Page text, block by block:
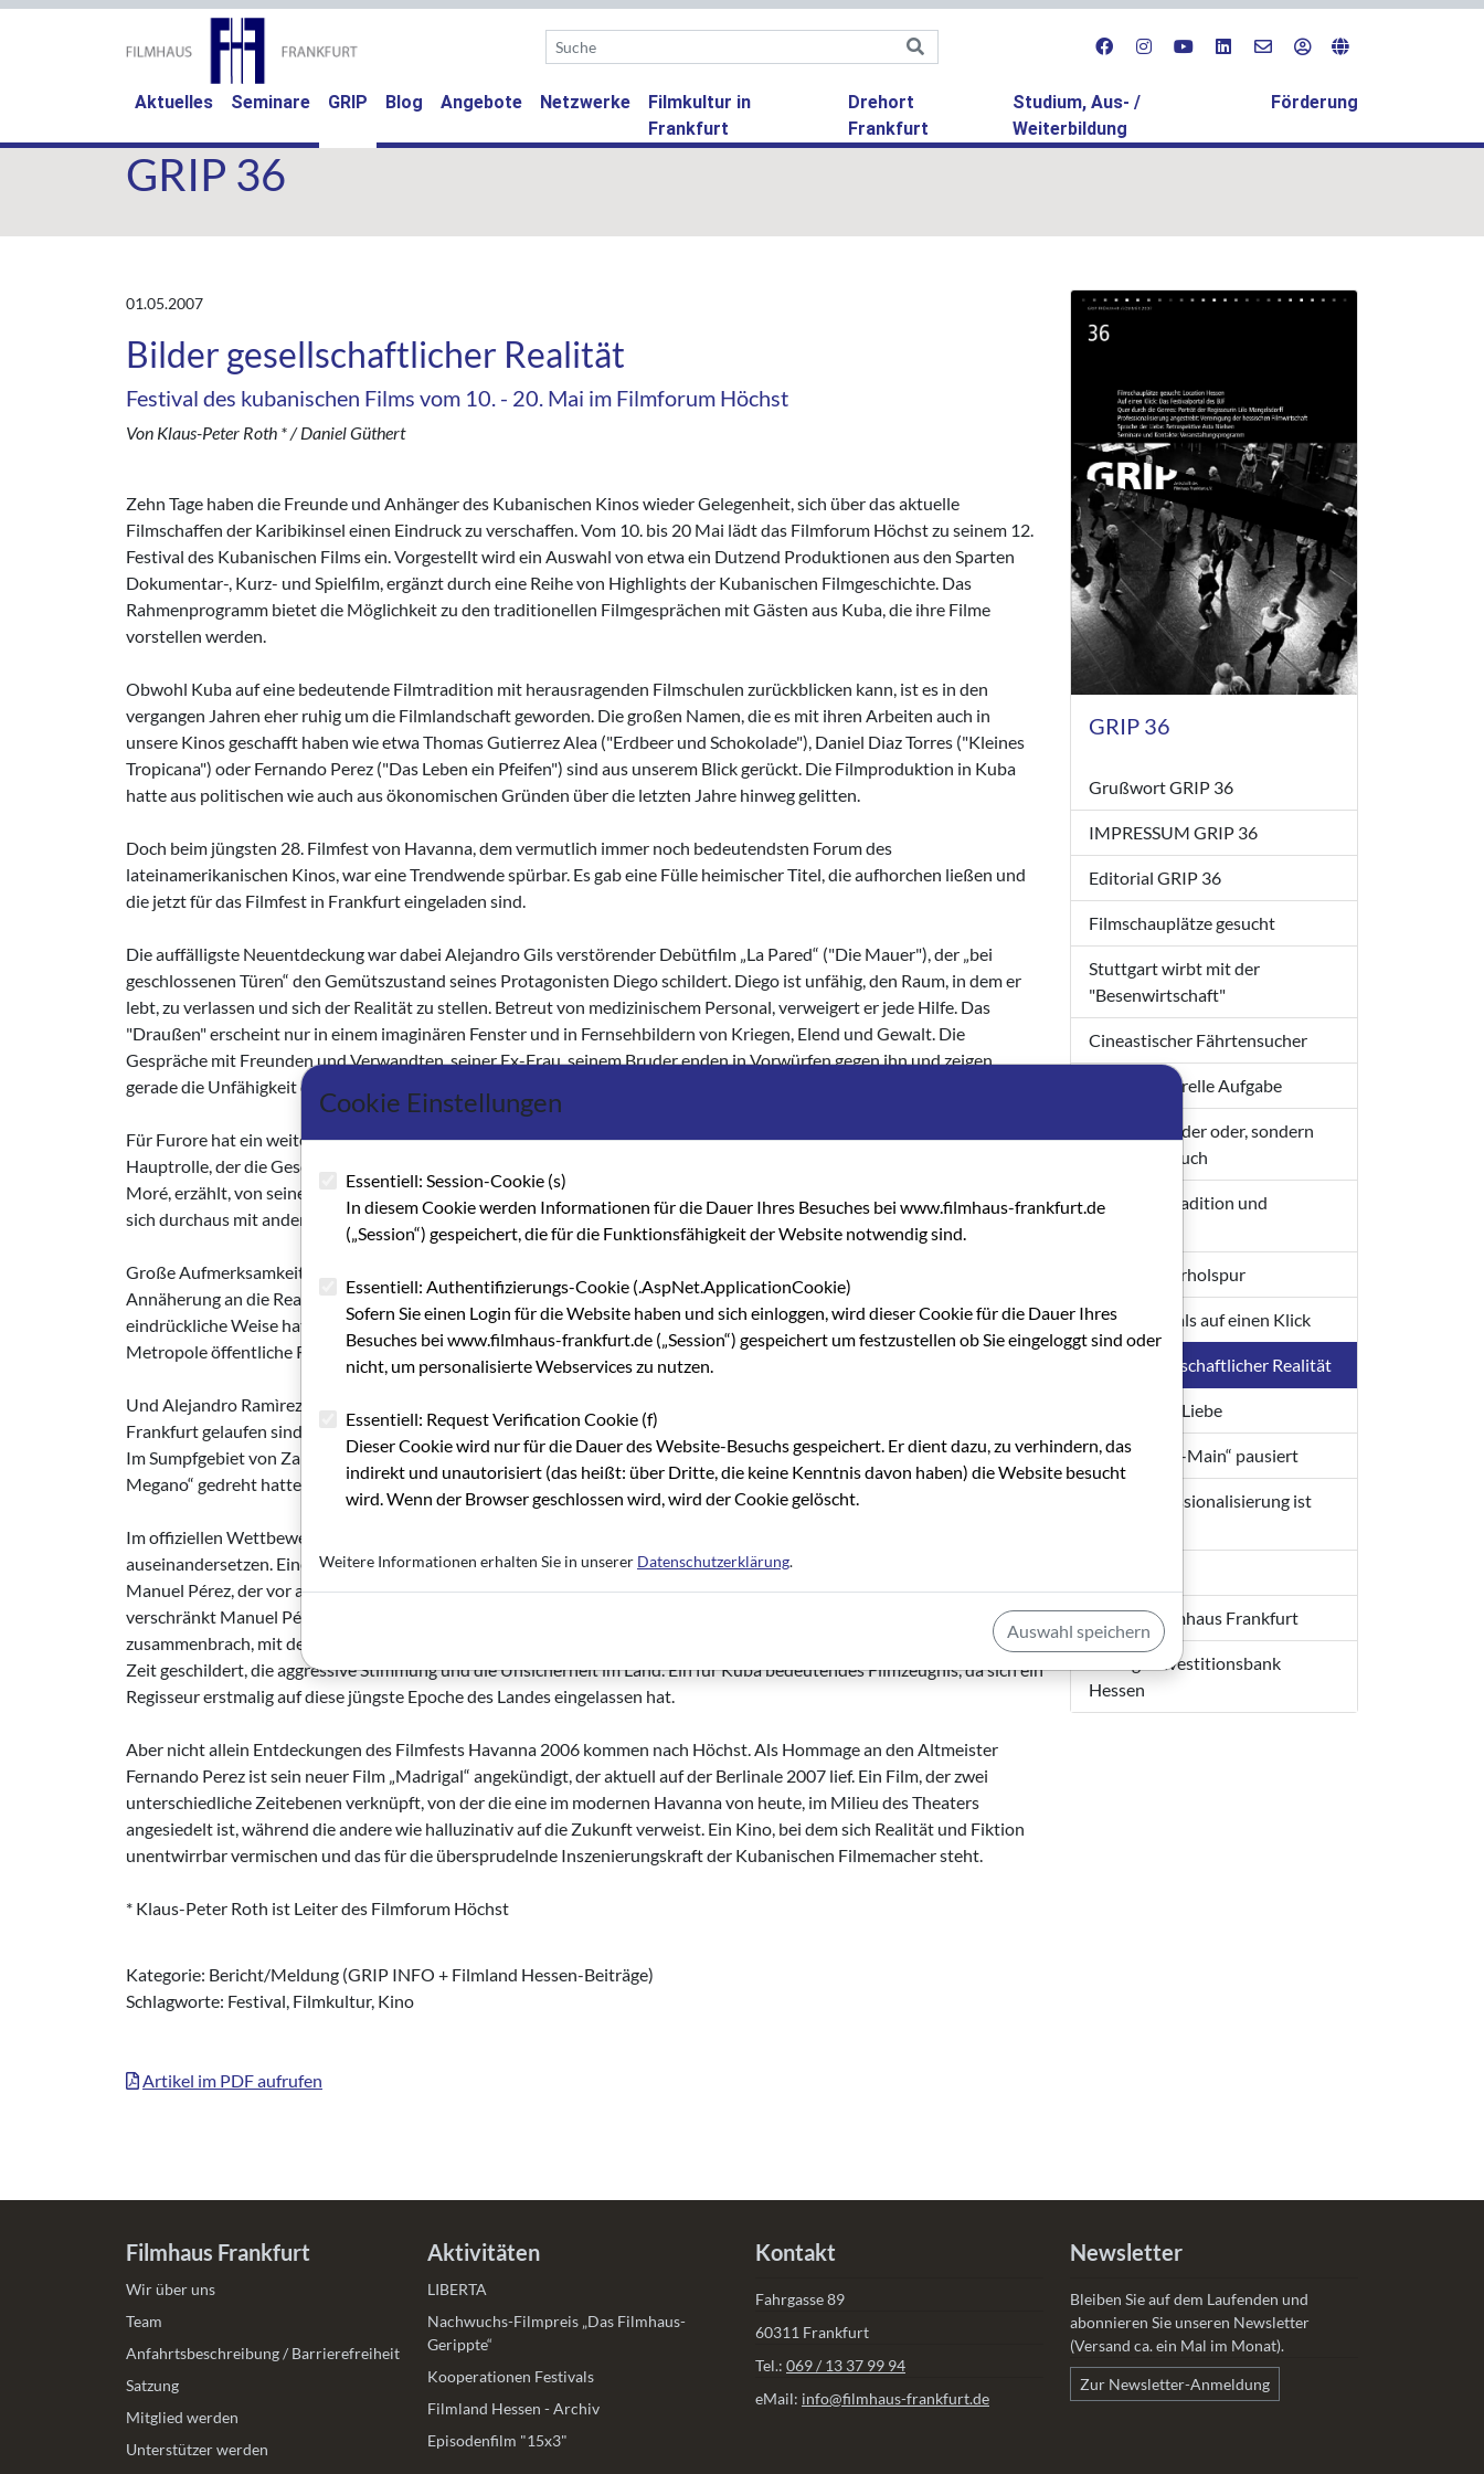
Aktuelles Seminare GRIP (current)
Blog Angebote Netzwerke
Filmkultur in
Frankfurt
Drehort
Frankfurt
Studium, Aus- /
Weiterbildung
Förderung
GRIP 36
01.05.2007
Bilder gesellschaftlicher Realität
Festival des kubanischen Films vom 10. - 20. Mai im Filmforum Höchst
Von Klaus-Peter Roth * / Daniel Güthert
Zehn Tage haben die Freunde und Anhänger des Kubanischen Kinos wieder Gelegenheit, sich über das aktuelle
Filmschaffen der Karibikinsel einen Eindruck zu verschaffen. Vom 10. bis 20 Mai lädt das Filmforum Höchst zu seinem 12.
Festival des Kubanischen Films ein. Vorgestellt wird ein Auswahl von etwa ein Dutzend Produktionen aus den Sparten
Dokumentar-, Kurz- und Spielfilm, ergänzt durch eine Reihe von Highlights der Kubanischen Filmgeschichte. Das
Rahmenprogramm bietet die Möglichkeit zu den traditionellen Filmgesprächen mit Gästen aus Kuba, die ihre Filme
vorstellen werden.
Obwohl Kuba auf eine bedeutende Filmtradition mit herausragenden Filmschulen zurückblicken kann, ist es in den
vergangen Jahren eher ruhig um die Filmlandschaft geworden. Die großen Namen, die es mit ihren Arbeiten auch in
unsere Kinos geschafft haben wie etwa Thomas Gutierrez Alea ("Erdbeer und Schokolade"), Daniel Diaz Torres ("Kleines
Tropicana") oder Fernando Perez ("Das Leben ein Pfeifen") sind aus unserem Blick gerückt. Die Filmproduktion in Kuba
hatte aus politischen wie auch aus ökonomischen Gründen über die letzten Jahre hinweg gelitten.
Doch beim jüngsten 28. Filmfest von Havanna, dem vermutlich immer noch bedeutendsten Forum des
lateinamerikanischen Kinos, war eine Trendwende spürbar. Es gab eine Fülle heimischer Titel, die aufhorchen ließen und
die jetzt für das Filmfest in Frankfurt eingeladen sind.
Die auffälligste Neuentdeckung war dabei Alejandro Gils verstörender Debütfilm „La Pared“ ("Die Mauer"), der „bei
geschlossenen Türen“ den Gemütszustand seines Protagonisten Diego schildert. Diego ist unfähig, den Raum, in dem er
lebt, zu verlassen und sich der Realität zu stellen. Betreut von medizinischem Personal, verweigert er jede Hilfe. Das
"Draußen" erscheint nur in einem imaginären Fenster und in Fernsehbildern von Kriegen, Elend und Gewalt. Die
Gespräche mit Freunden und Verwandten, seiner Ex-Frau, seinem Bruder enden in Vorwürfen gegen ihn und zeigen
gerade die Unfähigkeit der Anderen zur Kommunikation.
Für Furore hat ein weiterer Debütfilm in Havanna gesorgt: „El Benny“ von Jorge Luis Sanchez mit Renny Arozarena in der
Hauptrolle, der die Geschichte des wohl berühmtesten und wichtigsten Sängers populärer kubanischer Musik, Benny
Moré, erzählt, von seinem Aufstieg und seinem alkoholbedingten Verfall bis zu seinem Tod im Jahre 1963. Ein Film, der
sich durchaus mit anderen Musikerbiographien wie etwa „Ray“ von Taylor Hackford messen kann.
Große Aufmerksamkeit weckten auch zwei eigenwillige Dokumentarfilme. In „Existen“ von Esteban Insausti findet die
Annäherung an die Realität über experimentelle, durch Assoziationsmontage zusammengefügte Bilder statt. Auf
eindrückliche Weise hat Insausti Aufnahmen der sogenannten "Verrückten", die in den Straßen der kubanischen
Metropole öffentliche Reden halten, zu anderen medial vermittelten Bildern der Welt gegengeschnitten.
Und Alejandro Ramìrez, dessen Arbeiten „Demoler“ und „Rostros De Tres Siglos“ bereits auf früheren Kubafestivals in
Frankfurt gelaufen sind, knüpft mit seinem Film „Monteros“ an die große Tradition des kubanischen Dokumentarfilms an.
Im Sumpfgebiet von Zapata, am selben Ort, an dem Tomas Gutierrez Alea vor über 40 Jahren seinen legendären Film „El
Megano“ gedreht hatte, beobachtet Ramirez das Leben der Einwohner in einer geradezu paradiesischen Natur.
Im offiziellen Wettbewerbsprogramm war Kuba mit zwei Spielfilmen vertreten, die sich mit der Geschichte des Landes
auseinandersetzen. Einer davon ist „Paginas Del Diario De Mauricio“ ("Seiten aus dem Tagebuch von Mauricio") von
Manuel Pérez, der vor allem durch „El Hombre De Maisinicú“ vor 20 Jahren bekannt geworden ist. In seinem neuen Werk
verschränkt Manuel Pérez die Krise Kubas während der 90er Jahre, als der sowjetischen Sozialismus in sich
zusammenbrach, mit der Krise des Protagonisten Mauricio. Schonungslos wird die angespannte Situation während dieser
Zeit geschildert, die aggressive Stimmung und die Unsicherheit im Land. Ein für Kuba bedeutendes Filmzeugnis, da sich ein
Regisseur erstmalig auf diese jüngste Epoche des Landes eingelassen hat.
Aber nicht allein Entdeckungen des Filmfests Havanna 2006 kommen nach Höchst. Als Hommage an den Altmeister
Fernando Perez ist sein neuer Film „Madrigal“ angekündigt, der aktuell auf der Berlinale 2007 lief. Ein Film, der zwei
unterschiedliche Zeitebenen verknüpft, von der die eine im modernen Havanna von heute, im Milieu des Theaters
angesiedelt ist, während die andere wie halluzinativ auf die Zukunft verweist. Ein Kino, bei dem sich Realität und Fiktion
unentwirrbar vermischen und das für die übersprudelnde Inszenierungskraft der Kubanischen Filmemacher steht.
* Klaus-Peter Roth ist Leiter des Filmforum Höchst
Kategorie: Bericht/Meldung (GRIP INFO + Filmland Hessen-Beiträge)
Schlagworte: Festival, Filmkultur, Kino
Artikel im PDF aufrufen
GRIP 36
Grußwort GRIP 36
IMPRESSUM GRIP 36
Editorial GRIP 36
Filmschauplätze gesucht
Stuttgart wirbt mit der
"Besenwirtschaft"
Cineastischer Fährtensucher
Eine strukturelle Aufgabe
Nicht entweder oder, sondern
sowohl als auch
Zwischen Tradition und
Auf der Überholspur
Viele Festivals auf einen Klick
Bilder gesellschaftlicher Realität
Sprache der Liebe
„Soko Rhein-Main“ pausiert
Mehr Professionalisierung ist
Anzeige Filmhaus Frankfurt
Anzeige Investitionsbank
Hessen
Filmhaus Frankfurt
Wir über uns
Team
Anfahrtsbeschreibung / Barrierefreiheit
Satzung
Mitglied werden
Unterstützer werden
Aktivitäten
LIBERTA
Nachwuchs-Filmpreis „Das Filmhaus-
Gerippte“
Kooperationen Festivals
Filmland Hessen - Archiv
Episodenfilm "15x3"
Kontakt
Fahrgasse 89
60311 Frankfurt
Tel.: 069 / 13 37 99 94
eMail: info@filmhaus-frankfurt.de
Newsletter
Bleiben Sie auf dem Laufenden und
abonnieren Sie unseren Newsletter
(Versand ca. ein Mal im Monat).
Zur Newsletter-Anmeldung
Cookie Einstellungen
Essentiell: Session-Cookie (s)
In diesem Cookie werden Informationen für die Dauer Ihres Besuches bei www.filmhaus-frankfurt.de
(„Session“) gespeichert, die für die Funktionsfähigkeit der Website notwendig sind.
Essentiell: Authentifizierungs-Cookie (.AspNet.ApplicationCookie)
Sofern Sie einen Login für die Website haben und sich einloggen, wird dieser Cookie für die Dauer Ihres
Besuches bei www.filmhaus-frankfurt.de („Session“) gespeichert um festzustellen ob Sie eingeloggt sind oder
nicht, um personalisierte Webservices zu nutzen.
Essentiell: Request Verification Cookie (f)
Dieser Cookie wird nur für die Dauer des Website-Besuchs gespeichert. Er dient dazu, zu verhindern, das
indirekt und unautorisiert (das heißt: über Dritte, die keine Kenntnis davon haben) die Website besucht
wird. Wenn der Browser geschlossen wird, wird der Cookie gelöscht.
Weitere Informationen erhalten Sie in unserer Datenschutzerklärung.
Auswahl speichern